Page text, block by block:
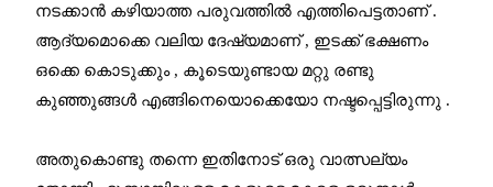
നടക്കാൻ കഴിയാത്ത പരുവത്തിൽ എത്തിപെട്ടതാണ് .
ആദ്യമൊക്കെ വലിയ ദേഷ്യമാണ് , ഇടക്ക് ഭക്ഷണം
ഒക്കെ കൊടുക്കും , കൂടെയുണ്ടായ മറ്റു രണ്ടു
കുഞ്ഞുങ്ങൾ എങ്ങിനെയൊക്കെയോ നഷ്ടപ്പെട്ടിരുന്നു .
അതുകൊണ്ടു തന്നെ ഇതിനോട് ഒരു വാത്സല്യം